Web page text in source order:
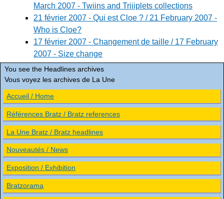
March 2007 - Twiins and Triiiplets collections
21 février 2007 - Qui est Cloe ? / 21 February 2007 -
Who is Cloe?
17 février 2007 - Changement de taille / 17 February
2007 - Size change
You see the Headlines archives
Vous voyez les archives de La Une
Accueil / Home
Références Bratz / Bratz references
La Une Bratz / Bratz headlines
Nouveautés / News
Exposition / Exhibition
Bratzorama